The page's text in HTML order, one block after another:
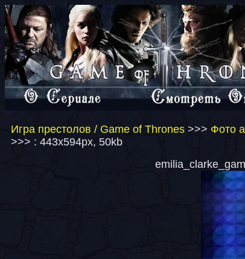
Игра престолов / Game of Thrones >>> Фото
>>> : 443x594px, 50kb